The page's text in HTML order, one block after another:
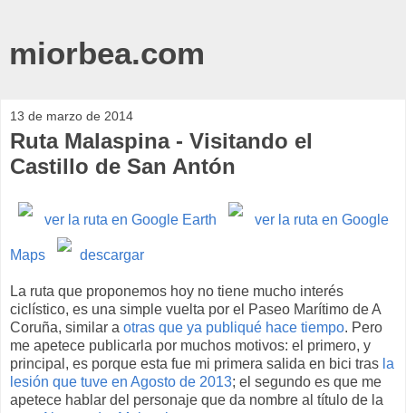
miorbea.com
13 de marzo de 2014
Ruta Malaspina - Visitando el
Castillo de San Antón
ver la ruta en Google Earth ver la ruta en Google
Maps descargar
La ruta que proponemos hoy no tiene mucho interés
ciclístico, es una simple vuelta por el Paseo Marítimo de A
Coruña, similar a otras que ya publiqué hace tiempo. Pero
me apetece publicarla por muchos motivos: el primero, y
principal, es porque esta fue mi primera salida en bici tras la
lesión que tuve en Agosto de 2013; el segundo es que me
apetece hablar del personaje que da nombre al título de la